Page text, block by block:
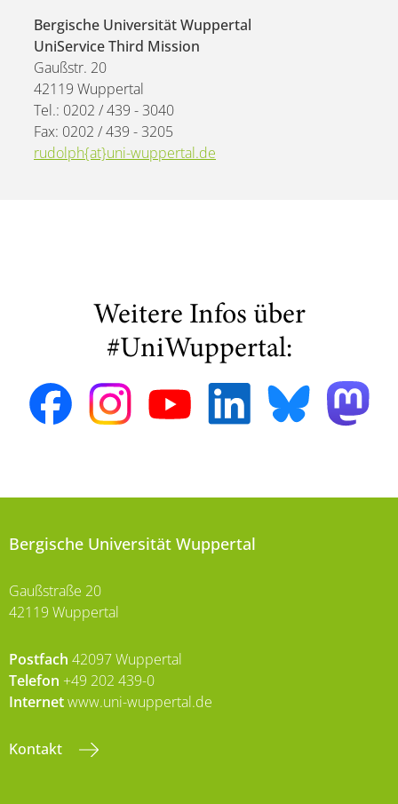
Bergische Universität Wuppertal
UniService Third Mission
Gaußstr. 20
42119 Wuppertal
Tel.: 0202 / 439 - 3040
Fax: 0202 / 439 - 3205
rudolph{at}uni-wuppertal.de
Weitere Infos über
#UniWuppertal:
Bergische Universität Wuppertal
Gaußstraße 20
42119 Wuppertal
Postfach 42097 Wuppertal
Telefon +49 202 439-0
Internetwww.uni-wuppertal.de
Kontakt